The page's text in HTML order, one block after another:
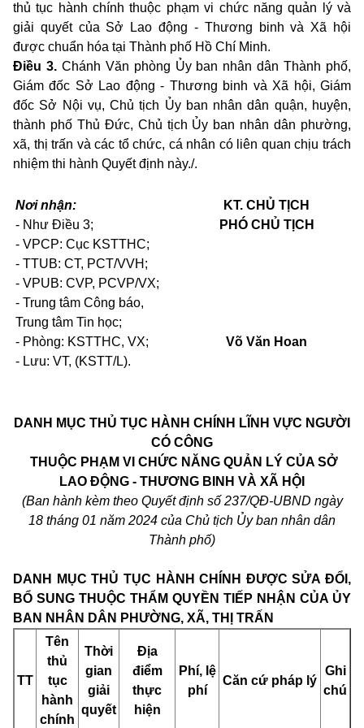
thủ tục hành chính thuộc phạm vi chức năng quản lý và
giải quyết của Sở Lao động - Thương binh và Xã hội
được chuẩn hóa tại Thành phố Hồ Chí Minh.
Điều 3.Chánh Văn phòng Ủy ban nhân dân Thành phố,
Giám đốc Sở Lao động - Thương binh và Xã hội, Giám
đốc Sở Nội vụ, Chủ tịch Ủy ban nhân dân quận, huyện,
thành phố Thủ Đức, Chủ tịch Ủy ban nhân dân phường,
xã, thị trấn và các tổ chức, cá nhân có liên quan chịu trách
nhiệm thi hành Quyết định này./.
Nơi nhận:
- Như Điều 3;
- VPCP: Cục KSTTHC;
- TTUB: CT, PCT/VVH;
- VPUB: CVP, PCVP/VX;
- Trung tâm Công báo,
Trung tâm Tin học;
- Phòng: KSTTHC, VX;
- Lưu: VT, (KSTT/L).
KT. CHỦ TỊCH
PHÓ CHỦ TỊCH
Võ Văn Hoan
DANH MỤC THỦ TỤC HÀNH CHÍNH LĨNH VỰC NGƯỜI
CÓ CÔNG
THUỘC PHẠM VI CHỨC NĂNG QUẢN LÝ CỦA SỞ
LAO ĐỘNG - THƯƠNG BINH VÀ XÃ HỘI
(Ban hành kèm theo Quyết định số 237/QĐ-UBND ngày
18 tháng 01 năm 2024 của Chủ tịch Ủy ban nhân dân
Thành phố)
DANH MỤC THỦ TỤC HÀNH CHÍNH ĐƯỢC SỬA ĐỔI,
BỔ SUNG THUỘC THẨM QUYỀN TIẾP NHẬN CỦA ỦY
BAN NHÂN DÂN PHƯỜNG, XÃ, THỊ TRẤN
TT
Tên
thủ
tục
hành
chính
Thời
gian
giải
quyết
Địa
điểm
thực
hiện
Phí, lệ
phí
Căn cứ pháp lý
Ghi
chú